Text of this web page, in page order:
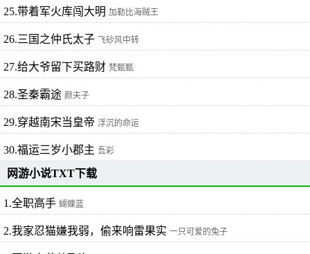
25.带着军火库闯大明 加勒比海贼王
26.三国之仲氏太子 飞砂风中转
27.给大爷留下买路财 梵甄甄
28.圣秦霸途 颜夫子
29.穿越南宋当皇帝 浮沉的命运
30.福运三岁小郡主 吾彩
网游小说TXT下载
1.全职高手 蝴蝶蓝
2.我家忍猫嫌我弱，偷来响雷果实 一只可爱的兔子